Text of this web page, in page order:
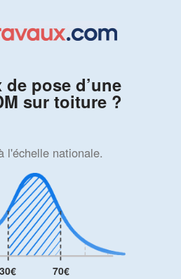
pose d’une
sur toiture ?
l'échelle nationale.
30€ 70€